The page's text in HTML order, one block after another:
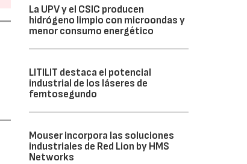
La UPV y el CSIC producen
hidrógeno limpio con microondas y
menor consumo energético
LITILIT destaca el potencial
industrial de los láseres de
femtosegundo
Mouser incorpora las soluciones
industriales de Red Lion by HMS
Networks